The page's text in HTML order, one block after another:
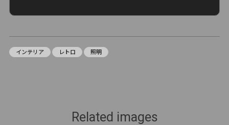
インテリア レトロ 照明
Related images